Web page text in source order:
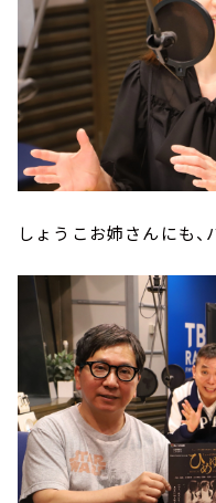
しょうこお姉さんにも、